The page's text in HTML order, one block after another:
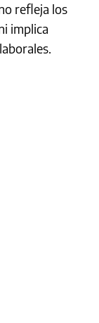
refleja los
implica